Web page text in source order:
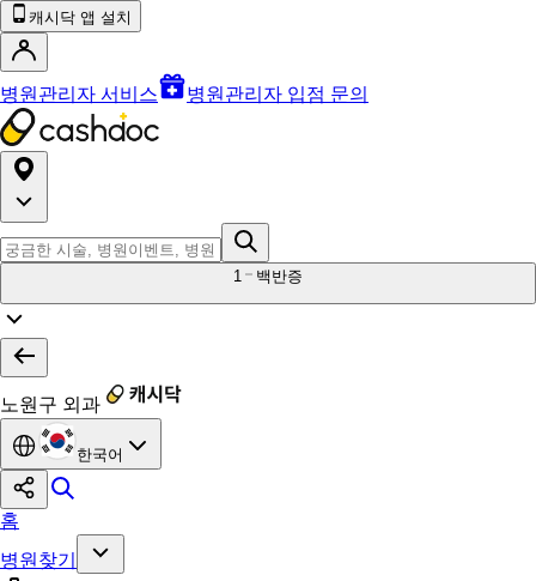
캐시닥 앱 설치
병원관리자 서비스 병원관리자 입점 문의
1 백반증
노원구 외과
한국어
홈
병원찾기